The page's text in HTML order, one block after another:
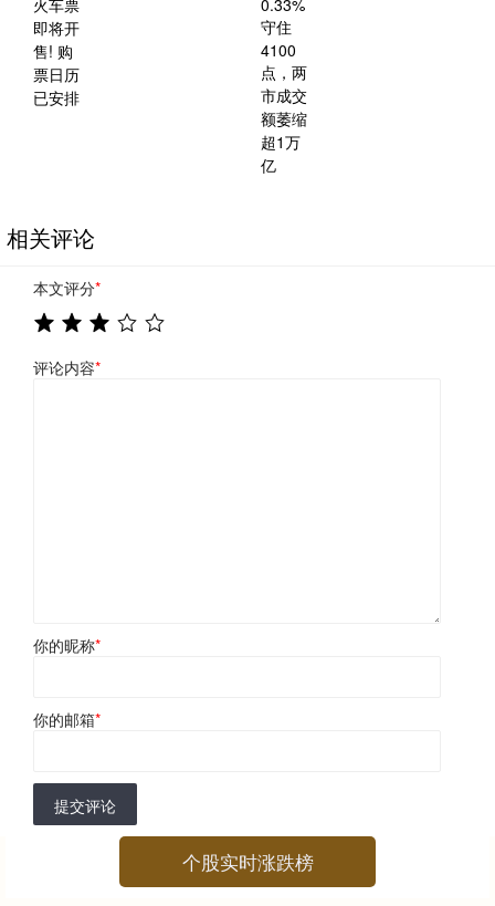
相关评论
本文评分*
评论内容*
你的昵称*
你的邮箱*
提交评论
个股实时涨跌榜